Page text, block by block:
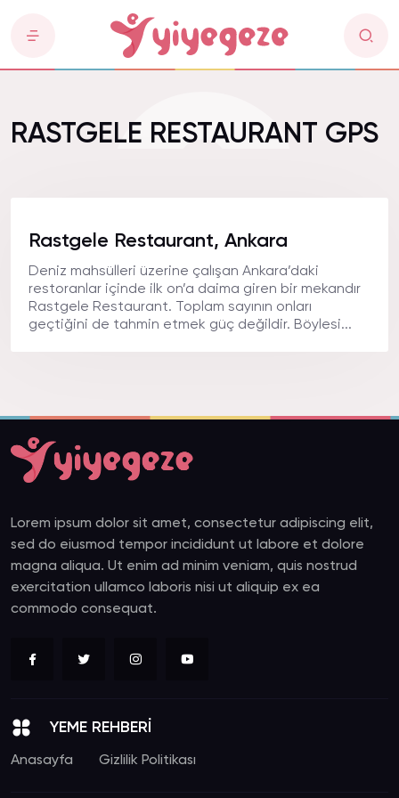
RASTGELE RESTAURANT GPS
Rastgele Restaurant, Ankara
Deniz mahsülleri üzerine çalışan Ankara’daki
restoranlar içinde ilk on’a daima giren bir mekandır
Rastgele Restaurant. Toplam sayının onları
geçtiğini de tahmin etmek güç değildir. Böylesi...
Lorem ipsum dolor sit amet, consectetur adipiscing elit,
sed do eiusmod tempor incididunt ut labore et dolore
magna aliqua. Ut enim ad minim veniam, quis nostrud
exercitation ullamco laboris nisi ut aliquip ex ea
commodo consequat.
YEME REHBERİ
Anasayfa Gizlilik Politikası